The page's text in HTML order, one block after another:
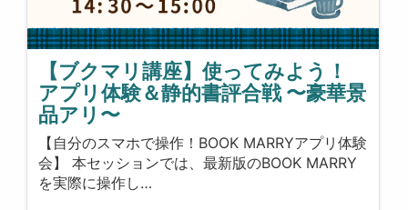
【ブクマリ講座】使ってみよう！
アプリ体験＆静的書評合戦 〜豪華景
品アリ〜
【自分のスマホで操作！BOOK MARRYアプリ体験
会】 本セッションでは、最新版のBOOK MARRY
を実際に操作し…